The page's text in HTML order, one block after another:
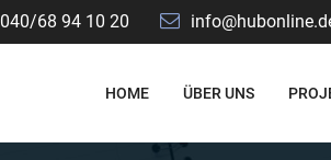
040/68 94 10 20
HOME ÜBER UNS